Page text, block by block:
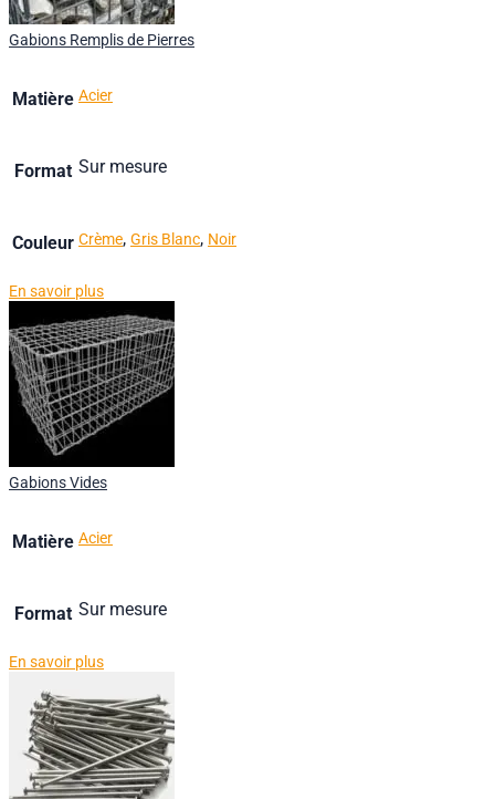
Gabions Remplis de Pierres
Matière Acier
Format Sur mesure
Couleur Crème, Gris Blanc, Noir
En savoir plus
Gabions Vides
Matière Acier
Format Sur mesure
En savoir plus